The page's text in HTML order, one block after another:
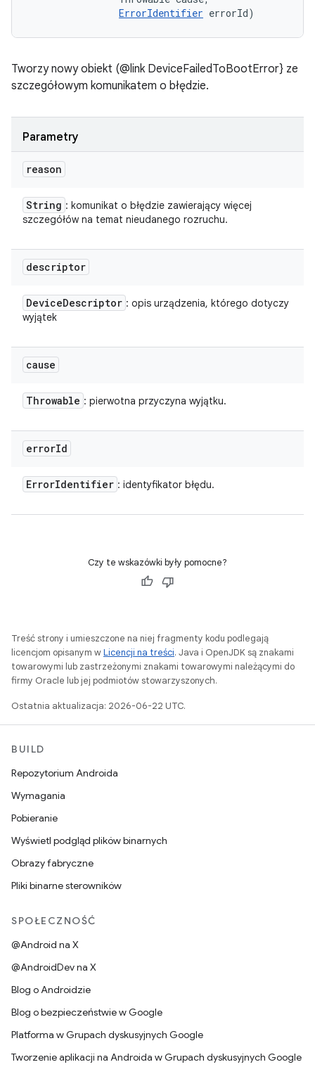
ErrorIdentifier errorId)
Tworzy nowy obiekt (@link DeviceFailedToBootError} ze
szczegółowym komunikatem o błędzie.
Parametry
reason
String : komunikat o błędzie zawierający więcej
szczegółów na temat nieudanego rozruchu.
descriptor
DeviceDescriptor : opis urządzenia, którego dotyczy
wyjątek
cause
Throwable : pierwotna przyczyna wyjątku.
errorId
ErrorIdentifier : identyfikator błędu.
Czy te wskazówki były pomocne?
Treść strony i umieszczone na niej fragmenty kodu podlegają
licencjom opisanym wLicencji na treści. Java i OpenJDK są znakami
towarowymi lub zastrzeżonymi znakami towarowymi należącymi do
firmy Oracle lub jej podmiotów stowarzyszonych.
Ostatnia aktualizacja: 2026-06-22 UTC.
BUILD
Repozytorium Androida
Wymagania
Pobieranie
Wyświetl podgląd plików binarnych
Obrazy fabryczne
Pliki binarne sterowników
SPOŁECZNOŚĆ
@Android na X
@AndroidDev na X
Blog o Androidzie
Blog o bezpieczeństwie w Google
Platforma w Grupach dyskusyjnych Google
Tworzenie aplikacji na Androida w Grupach dyskusyjnych Google